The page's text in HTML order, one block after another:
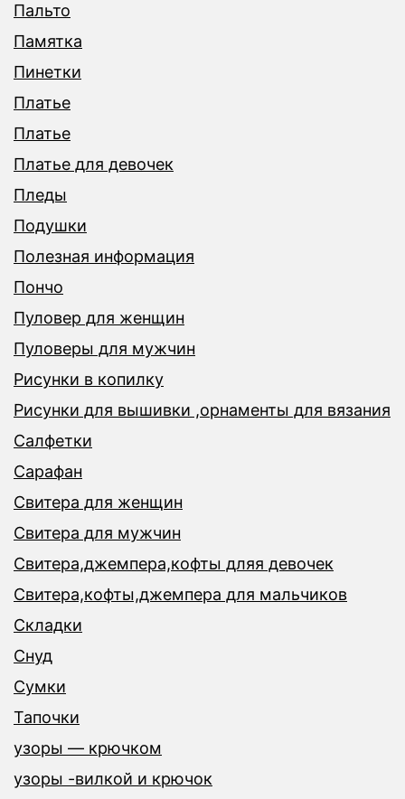
Пальто
Памятка
Пинетки
Платье
Платье
Платье для девочек
Пледы
Подушки
Полезная информация
Пончо
Пуловер для женщин
Пуловеры для мужчин
Рисунки в копилку
Рисунки для вышивки ,орнаменты для вязания
Салфетки
Сарафан
Свитера для женщин
Свитера для мужчин
Свитера,джемпера,кофты дляя девочек
Свитера,кофты,джемпера для мальчиков
Складки
Снуд
Сумки
Тапочки
узоры — крючком
узоры -вилкой и крючок